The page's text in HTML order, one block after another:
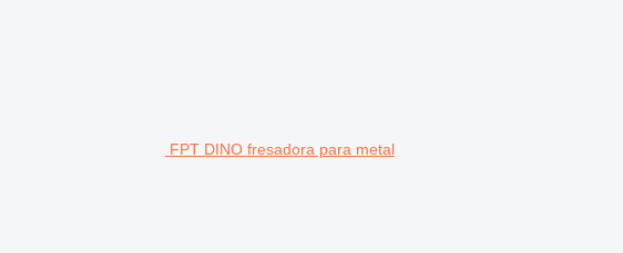
FPT DINO fresadora para metal